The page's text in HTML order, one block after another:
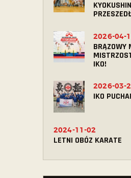
BRĄZOWY
IKO!
2026-04-
IKO
2026-03-
LETNI OBÓZ KARATE
2024-11-02